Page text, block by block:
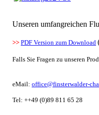
Unseren umfangreichen
>> PDF Version zum Download
Falls Sie Fragen zu unseren
eMail: office@finsterwalder-
Tel: ++49 (0)89 811 65 28